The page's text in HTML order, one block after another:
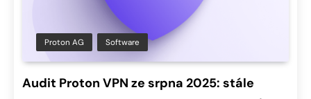
Proton AG Software
Audit Proton VPN ze srpna 2025: stále